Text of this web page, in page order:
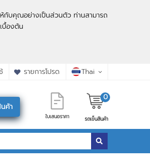
ห้กับคุณอย่างเป็นส่วนตัว ท่านสามารถ
บื้องต้น
Thai
รายการโปรด
ค้า
ใบเสนอราคา รถเข็นสินค้า
0